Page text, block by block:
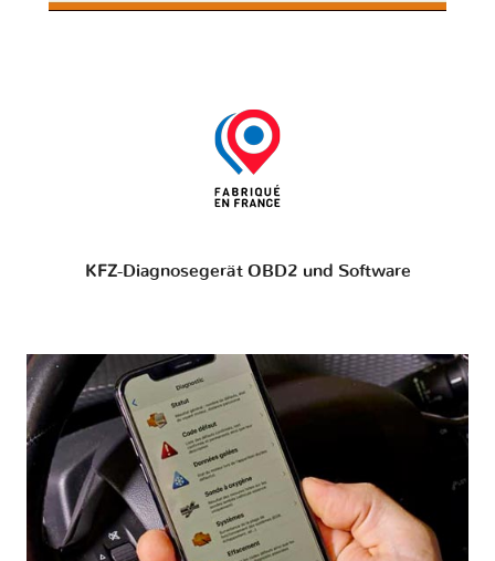
KFZ-Diagnosegerät OBD2 und Software